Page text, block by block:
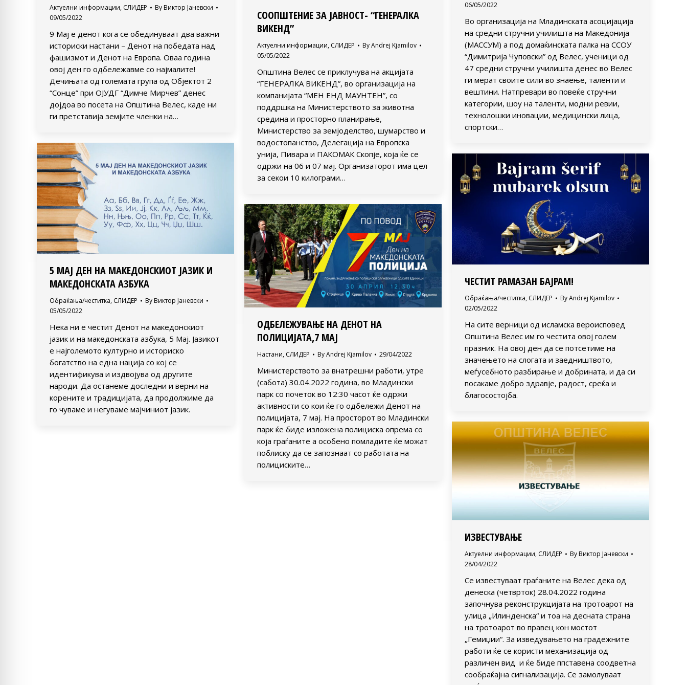
Актуелни информации, СЛИДЕР By Виктор Јаневски
09/05/2022
9 Мај е денот кога се обединуваат два важни
историски настани – Денот на победата над
фашизмот и Денот на Европа. Оваа година
овој ден го одбележавме со најмалите!
Дечињата од големата група од Објектот 2
“Сонце” при ОЈУДГ “Димче Мирчев” денес
дојдоа во посета на Општина Велес, каде ни
ги претставија земјите членки на…
06/05/2022
Во организација на Младинската асоцијација
на средни стручни училишта на Македонија
(МАССУМ) а под домаќинската палка на ССОУ
“Димитрија Чуповски” од Велес, ученици од
47 средни стручни училишта денес во Велес
ги мерат своите сили во знаење, таленти и
вештини. Натпревари во повеќе стручни
категории, шоу на таленти, модни ревии,
технолошки иновации, медицински лица,
спортски…
СООПШТЕНИЕ ЗА ЈАВНОСТ- “ГЕНЕРАЛКА
ВИКЕНД”
Актуелни информации, СЛИДЕР ByAndrej Kjamilov
05/05/2022
Oпштина Велес се приклучува на акцијата
“ГЕНЕРАЛКА ВИКЕНД”, во организација на
компанијата “МЕН EНД МАУНТЕН”, со
поддршка на Министерството за животна
средина и просторно планирање,
Министерство за земјоделство, шумарство и
водостопанство, Делегација на Европска
унија, Пивара и ПАКОМАК Скопје, која ќе се
одржи на 06 и 07 мај. Организаторот има цел
за секои 10 килограми…
5 МАЈ ДЕН НА МАКЕДОНСКИОТ ЈАЗИК И
МАКЕДОНСКАТА АЗБУКА
Обраќања/честитка, СЛИДЕР By Виктор Јаневски
05/05/2022
Нека ни е честит Денот на македонскиот
јазик и на македонската азбука, 5 Мај. Јазикот
е најголемото културно и историско
богатство на една нација со кој се
идентификува и издвојува од другите
народи. Да останеме доследни и верни на
корените и традицијата, да продолжиме да
го чуваме и негуваме мајчиниот јазик.
ЧЕСТИТ РАМАЗАН БАЈРАМ!
Обраќања/честитка, СЛИДЕР ByAndrej Kjamilov
02/05/2022
На сите верници од исламска вероисповед
Општина Велес им го честита овој голем
празник. На овој ден да се потсетиме на
значењето на слогата и заедништвото,
меѓусебното разбирање и добрината, и да си
посакаме добро здравје, радост, среќа и
благосостојба.
ОДБЕЛЕЖУВАЊЕ НА ДЕНОТ НА
ПОЛИЦИЈАТА,7 МАЈ
Настани, СЛИДЕР ByAndrej Kjamilov 29/04/2022
Министерството за внатрешни работи, утре
(сабота) 30.04.2022 година, во Младински
парк со почеток во 12:30 часот ќе одржи
активности со кои ќе го одбележи Денот на
полицијата, 7 мај. На просторот во Младински
парк ќе биде изложена полициска опрема со
која граѓаните а особено помладите ќе можат
поблиску да се запознаат со работата на
полициските…
ИЗВЕСТУВАЊЕ
Актуелни информации, СЛИДЕР By Виктор Јаневски
28/04/2022
Се известуваат граѓаните на Велес дека од
денеска (четврток) 28.04.2022 година
започнува реконструкцијата на тротоарот на
улица „Илинденска“ и тоа на десната страна
на тротоарот во правец кон мостот
„Гемиџии“. За изведувањето на градежните
работи ќе се користи механизација од
различен вид и ќе биде ппставена соодветна
сообраќајна сигнализација. Се замолуваат